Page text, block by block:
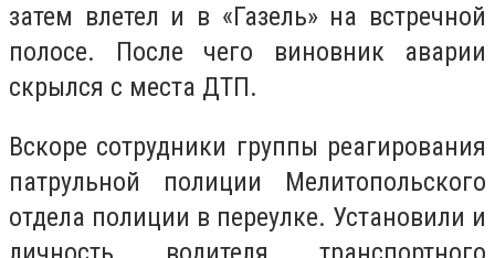
затем влетел и в «Газель» на встречной
полосе. После чего виновник аварии
скрылся с места ДТП.
Вскоре сотрудники группы реагирования
патрульной полиции Мелитопольского
отдела полиции в переулке. Установили и